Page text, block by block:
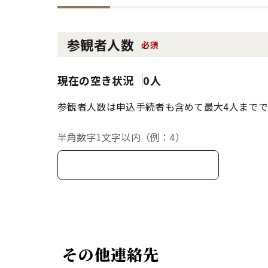
参観者人数 必須
現在の空き状況 0人
参観者人数は申込手続者も含めて最大4人まで
半角数字1文字以内（例：4）
その他連絡先